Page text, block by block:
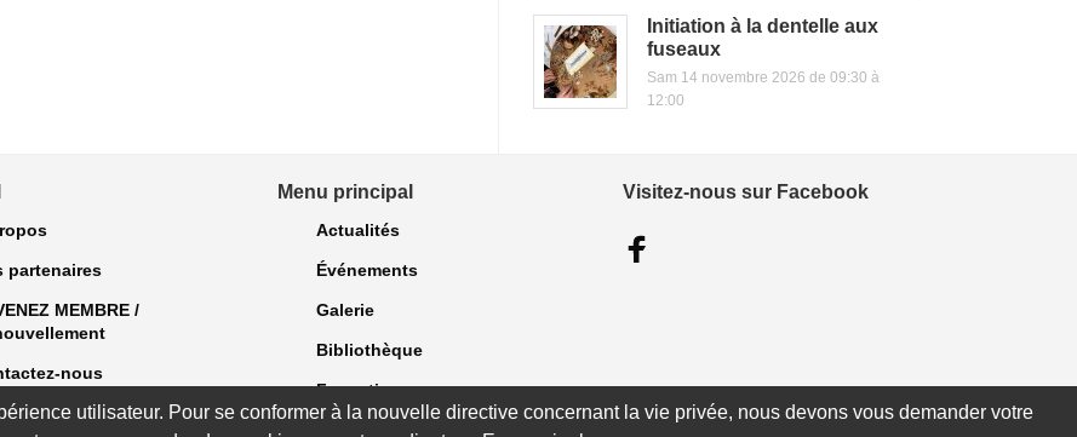
Initiation à la dentelle aux
fuseaux
Sam 14 novembre 2026 de 09:30 à
12:00
partenaires
MEMBRE /
nous
Menu principal
Actualités
Événements
Galerie
Bibliothèque
Formations
Bulletins et exclusivités
Visitez-nous sur Facebook
utilisateur. Pour se conformer à la nouvelle directive concernant la vie privée, nous devons vous demander votre